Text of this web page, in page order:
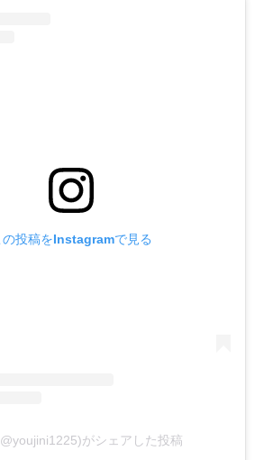
の投稿をInstagramで見る
がシェアした投稿